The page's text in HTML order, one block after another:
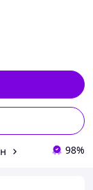
98%